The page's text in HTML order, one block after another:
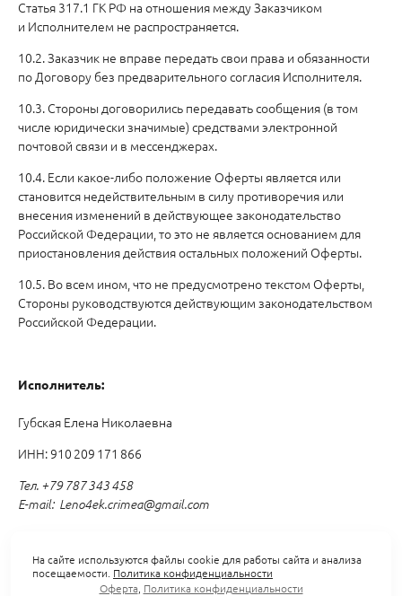
Статья 317.1 ГК РФ на отношения между Заказчиком
и Исполнителем не распространяется.
10.2. Заказчик не вправе передать свои права и обязанности
по Договору без предварительного согласия Исполнителя.
10.3. Стороны договорились передавать сообщения (в том
числе юридически значимые) средствами электронной
почтовой связи и в мессенджерах.
10.4. Если какое-либо положение Оферты является или
становится недействительным в силу противоречия или
внесения изменений в действующее законодательство
Российской Федерации, то это не является основанием для
приостановления действия остальных положений Оферты.
10.5. Во всем ином, что не предусмотрено текстом Оферты,
Стороны руководствуются действующим законодательством
Российской Федерации.
Исполнитель:
Губская Елена Николаевна
ИНН: 910 209 171 866
Тел. +79 787 343 458
E-mail: Leno4ek.crimea@gmail.com
Оферта Политика конфиденциальности
На сайте используются файлы cookie для работы сайта и анализа
посещаемости. Политика конфиденциальности